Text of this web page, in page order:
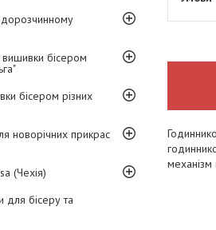
бісером
бісером різних
новорічних прикрас
(Чехія)
для бісеру та